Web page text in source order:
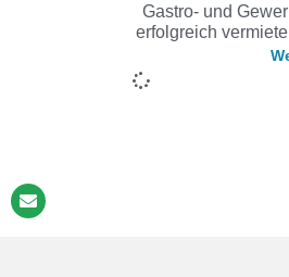
Gastro- und
erfolgreich